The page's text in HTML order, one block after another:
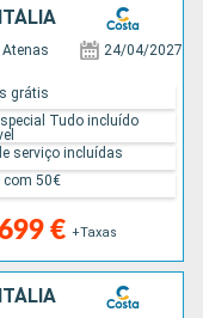
Atenas 24/04/2027
€ +Taxas
grátis
Tudo incluído
serviço incluídas
com 50€